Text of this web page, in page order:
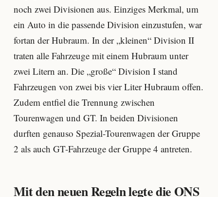
noch zwei Divisionen aus. Einziges Merkmal, um
ein Auto in die passende Division einzustufen, war
fortan der Hubraum. In der „kleinen“ Division II
traten alle Fahrzeuge mit einem Hubraum unter
zwei Litern an. Die „große“ Division I stand
Fahrzeugen von zwei bis vier Liter Hubraum offen.
Zudem entfiel die Trennung zwischen
Tourenwagen und GT. In beiden Divisionen
durften genauso Spezial-Tourenwagen der Gruppe
2 als auch GT-Fahrzeuge der Gruppe 4 antreten.
Mit den neuen Regeln legte die ONS